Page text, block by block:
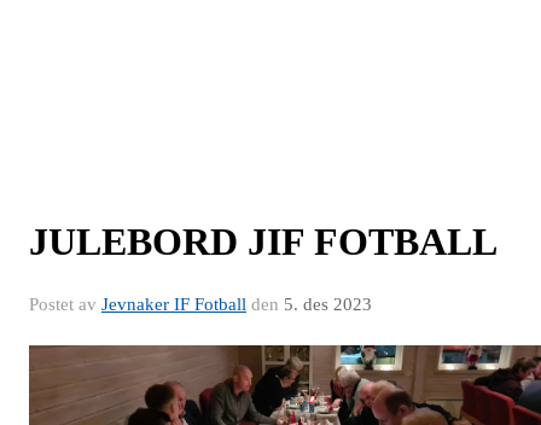
JULEBORD JIF FOTBALL
Postet av Jevnaker IF Fotball den 5. des 2023